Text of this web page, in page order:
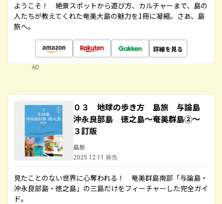
ようこそ！ 絶景スポットから遊び方、カルチャーまで、島の
人たちが教えてくれた奄美大島の魅力を1冊に凝縮。さあ、島
旅へ。
詳細を見る
AD
０３ 地球の歩き方 島旅 与論島
沖永良部島 徳之島～奄美群島②～
３訂版
島旅
2025.12.11 発売
見たことのない世界に心奪われる！ 奄美群島南部「与論島・
沖永良部島・徳之島」の三島だけをフィーチャーした完全ガイ
ド。